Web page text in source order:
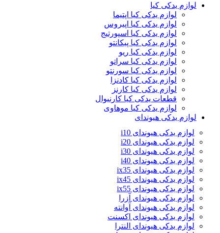
لوازم یدکی کیا
لوازم یدکی کیا اپتیما
لوازم یدکی کیا اپیروس
لوازم یدکی کیا اسپورتیج
لوازم یدکی کیا پیکانتو
لوازم یدکی کیا ریو
لوازم یدکی کیا سراتو
لوازم یدکی کیا سورنتو
لوازم یدکی کیا کادنزا
لوازم یدکی کیا کارنز
قطعات یدکی کیا کارنیوال
لوازم یدکی کیا موهاوی
لوازم یدکی هیوندای
لوازم یدکی هیوندای i10
لوازم یدکی هیوندای i20
لوازم یدکی هیوندای i30
لوازم یدکی هیوندای i40
لوازم یدکی هیوندای ix35
لوازم یدکی هیوندای ix45
لوازم یدکی هیوندای ix55
لوازم یدکی هیوندای آزرا
لوازم یدکی هیوندای آوانته
لوازم یدکی هیوندای اکسنت
لوازم یدکی هیوندای النترا